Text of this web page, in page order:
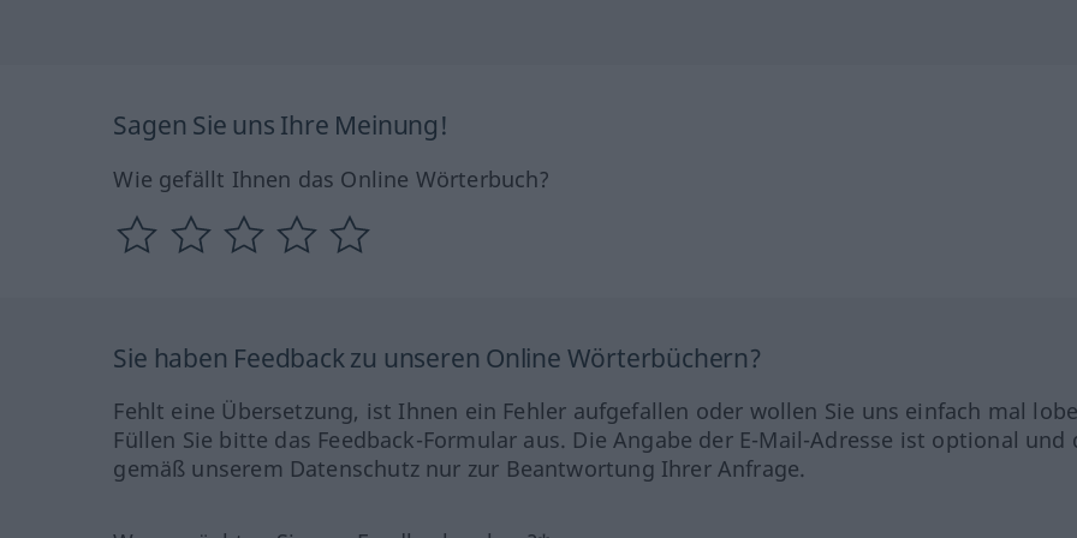
Sagen Sie uns Ihre Meinung!
Wie gefällt Ihnen das Online Wörterbuch?
Sie haben Feedback zu unseren Online Wörterbüchern?
Fehlt eine Übersetzung, ist Ihnen ein Fehler aufgefallen oder wollen Sie uns einfach mal
Füllen Sie bitte das Feedback-Formular aus. Die Angabe der E-Mail-Adresse ist optional und
gemäß unserem Datenschutz nur zur Beantwortung Ihrer Anfrage.